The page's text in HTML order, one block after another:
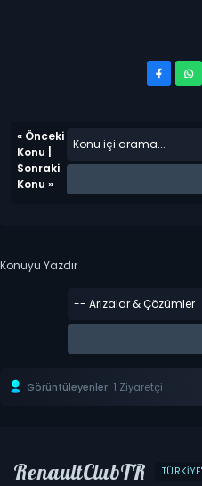
« Önceki
Konu
Sonraki
Konu »
Konuyu Yazdır
Görüntüleyenler: 1 Ziyaretçi
RenaultClubTR